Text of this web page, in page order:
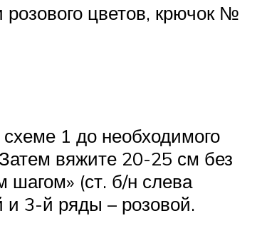
цветов, крючок №
1 до необходимого
вяжите 20-25 см без
шагом» (ст. б/н слева
и 3-й ряды – розовой.